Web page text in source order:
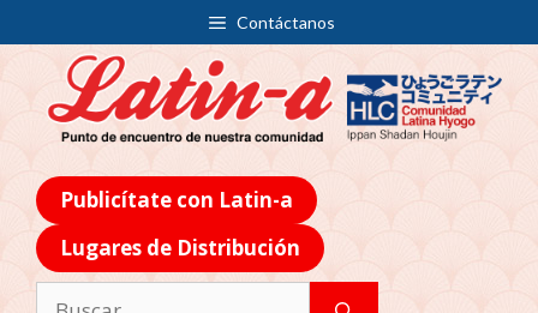
Contáctanos
Publicítate con Latin-a
Lugares de Distribución